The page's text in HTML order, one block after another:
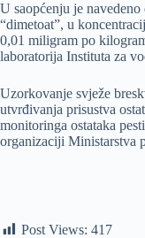
U saopćenju je
“dimetoat”, u
0,01 miligram po
laboratorija Instituta za
Uzorkovanje svježe
utvrđivanja prisustva
monitoringa ostataka
organizaciji Ministarstva
Post Views: 417